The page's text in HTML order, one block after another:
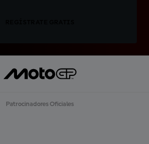
Patrocinadores Oficiales